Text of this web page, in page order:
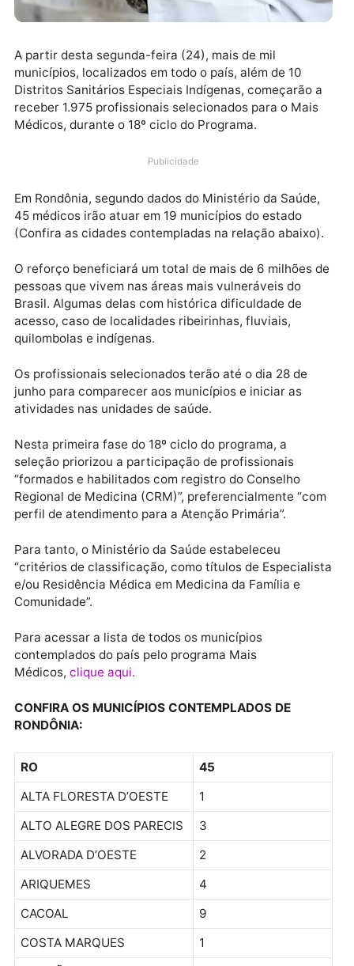
municípios, localizados em todo o país, além de 10
Distritos Sanitários Especiais Indígenas, começarão
receber 1.975 profissionais selecionados para o Mais
Médicos, durante o 18º ciclo do Programa.
Publicidade
Em Rondônia, segundo dados do Ministério da
45 médicos irão atuar em 19 municípios do estado
(Confira as cidades contempladas na relação
O reforço beneficiará um total de mais de 6 milhões
pessoas que vivem nas áreas mais vulneráveis do
acesso, caso de localidades ribeirinhas, fluviais,
quilombolas e indígenas.
Os profissionais selecionados terão até o dia 28 de
junho para comparecer aos municípios e iniciar as
atividades nas unidades de saúde.
Nesta primeira fase do 18º ciclo do programa, a
seleção priorizou a participação de profissionais
Regional de Medicina (CRM)”, preferencialmente
perfil de atendimento para a Atenção Primária”.
Para tanto, o Ministério da Saúde estabeleceu
“critérios de classificação, como títulos de
Comunidade”.
Para acessar a lista de todos os municípios
contemplados do país pelo programa Mais
Médicos,clique aqui.
CONFIRA OS MUNICÍPIOS CONTEMPLADOS DE
RONDÔNIA:
RO